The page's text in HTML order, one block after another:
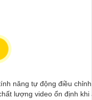
Dahua chính hãng
Dahua chính hãng,
thức của Dahua.☄️ 3:
năng tự động điều
lượng video ổn định khi